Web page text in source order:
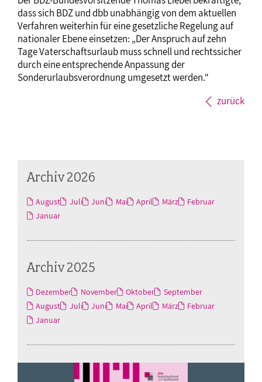
dass sich BDZ und dbb unabhängig von dem aktuellen
Verfahren weiterhin für eine gesetzliche Regelung auf
nationaler Ebene einsetzen: „Der Anspruch auf zehn
Tage Vaterschaftsurlaub muss schnell und rechtssicher
durch eine entsprechende Anpassung der
Sonderurlaubsverordnung umgesetzt werden.“
zurück
Archiv 2026
August Juli Juni Mai April März
Februar
Januar
Archiv 2025
Dezember November Oktober
September
August
Juli Juni Mai April März
Februar
Januar